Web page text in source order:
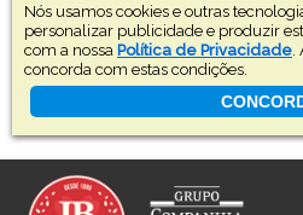
Nós usamos cookies e outras
personalizar publicidade e produzir
com a nossa Política de Privacidade.
concorda com estas condições.